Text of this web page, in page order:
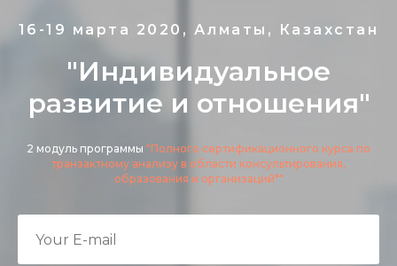
16-19 марта 2020, Алматы, Казахстан
"Индивидуальное
развитие и отношения"
2 модуль программы "Полного сертификационного курса по
транзактному анализу в области консультирования,
образования и организаций*"